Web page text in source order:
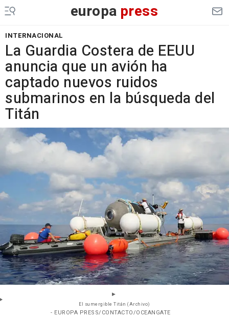
europa press
INTERNACIONAL
La Guardia Costera de EEUU
anuncia que un avión ha
captado nuevos ruidos
submarinos en la búsqueda del
Titán
El sumergible Titán (Archivo)
- EUROPA PRESS/CONTACTO/OCEANGATE